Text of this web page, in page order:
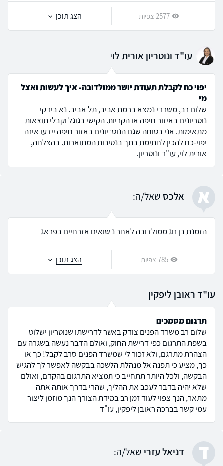
2577 צפיות הצג תוכן
עו"ד ונוטריון אורית לוי
יפוי כח לקבלת תעודת יושר ממולדובה- איך לעשות ואצל
מי
שלום רב, משרדי נמצא ברמת אביב, תל אביב. נא בידקי
נוטריונים באיזור חיפה או הקריות. הקישי בגוגל וקבלי תוצאות
מתאימות. אני בטוחה שגם הנוטריונים באזור חיפה יידעו איזה
יפוי-כח להכין לחתימת בתך בנסיבות המתוארות. בהצלחה,
אורית לוי, עו"ד ונוטריון.
א אלכס שאל/ה:
הזמנת בן זוג ממולדובה לאחר נישואים אזרחיים בפראג
785 צפיות הצג תוכן
עו"ד ראובן ליפקין
תרגום מסמכים
שלום רב משרד הפנים צודק באשר לדרישתו שנוטריון ישלוט
בשפת התרגום כפי דרישת החוק, ואולם הדבר נעשה בשגרה עם
הצהרת מתרגם, ולא זכור לי שמשרד הפנים סרב לקבל! כך או
כך, מציע כי תפנה אל מנהלת הלשכה בבקשה לאפשר לך להגיש
הבקשה, ולכל היותר תתחייב כי תמציא התרגום בהקדם, ואולם
שלא יהיה בדבר לעכב את ההליך, שהרי בדרך אותה אתה
מתאר, הנך צפוי לעוד זמן רב במידת הצורך הנך מוזמן ליצור
עמי קשר בברכה ראובן ליפקין, עו"ד
ד דניאל עזרי שאל/ה: